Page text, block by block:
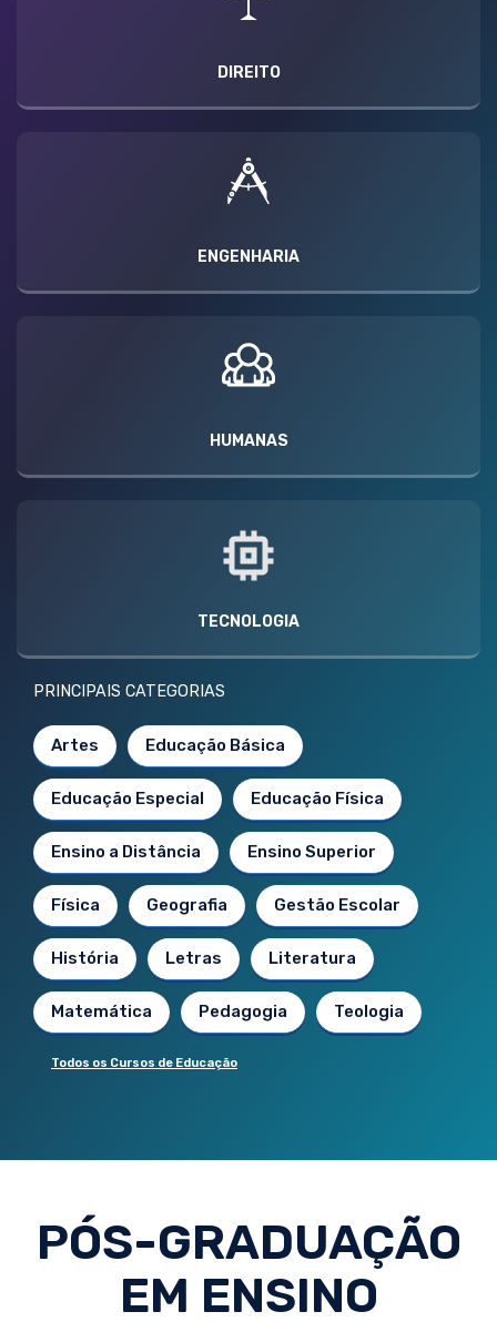
DIREITO
ENGENHARIA
HUMANAS
TECNOLOGIA
PRINCIPAIS CATEGORIAS
Artes Educação Básica
Educação Especial Educação Física
Ensino a Distância Ensino Superior
Física Geografia Gestão Escolar
História Letras Literatura
Matemática Pedagogia Teologia
Todos os Cursos de Educação
PÓS-GRADUAÇÃO
EM ENSINO